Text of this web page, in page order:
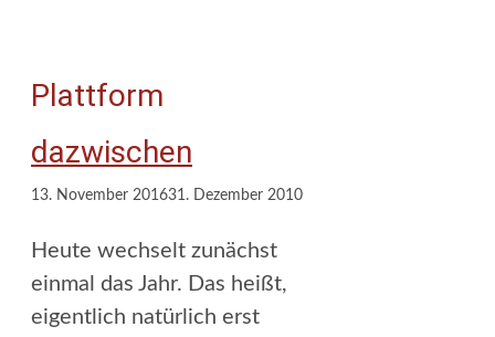
Plattform
dazwischen
13. November 201631. Dezember 2010
Heute wechselt zunächst
einmal das Jahr. Das heißt,
eigentlich natürlich erst